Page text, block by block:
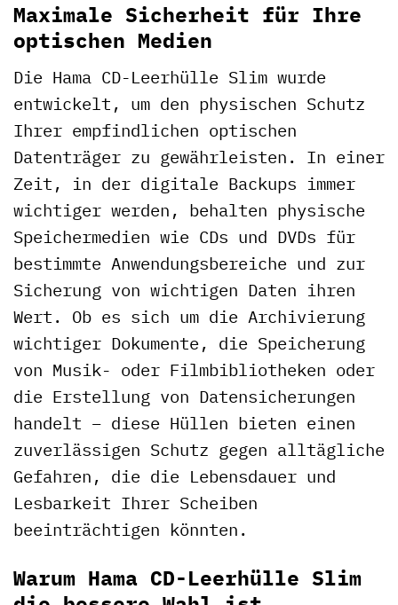
Maximale Sicherheit für Ihre
optischen Medien
Die Hama CD-Leerhülle Slim wurde
entwickelt, um den physischen Schutz
Ihrer empfindlichen optischen
Datenträger zu gewährleisten. In einer
Zeit, in der digitale Backups immer
wichtiger werden, behalten physische
Speichermedien wie CDs und DVDs für
bestimmte Anwendungsbereiche und zur
Sicherung von wichtigen Daten ihren
Wert. Ob es sich um die Archivierung
wichtiger Dokumente, die Speicherung
von Musik- oder Filmbibliotheken oder
die Erstellung von Datensicherungen
handelt – diese Hüllen bieten einen
zuverlässigen Schutz gegen alltägliche
Gefahren, die die Lebensdauer und
Lesbarkeit Ihrer Scheiben
beeinträchtigen könnten.
Warum Hama CD-Leerhülle Slim